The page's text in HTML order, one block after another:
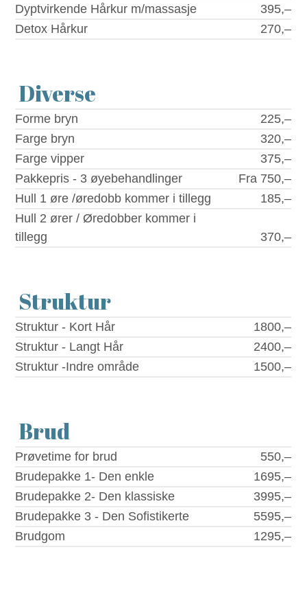
Dyptvirkende Hårkur m/massasje
395,–
Detox Hårkur
270,–
Diverse
Forme bryn
225,–
Farge bryn
320,–
Farge vipper
375,–
Pakkepris - 3 øyebehandlinger
Fra 750,–
Hull 1 øre /øredobb kommer i tillegg
185,–
Hull 2 ører / Øredobber kommer i
tillegg
370,–
Struktur
Struktur - Kort Hår
1800,–
Struktur - Langt Hår
2400,–
Struktur -Indre område
1500,–
Brud
Prøvetime for brud
550,–
Brudepakke 1- Den enkle
1695,–
Brudepakke 2- Den klassiske
3995,–
Brudepakke 3 - Den Sofistikerte
5595,–
Brudgom
1295,–